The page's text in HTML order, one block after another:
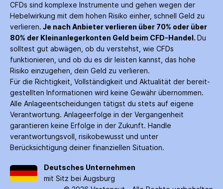
CFDs sind komplexe Instrumente und gehen wegen der
Hebelwirkung mit dem hohen Risiko einher, schnell Geld zu
verlieren. Je nach Anbieter verlieren über 70% oder über
80% der Kleinanleger­konten Geld beim CFD-Handel. Du
solltest gut abwägen, ob du verstehst, wie CFDs
funktionieren, und ob du es dir leisten kannst, das hohe
Risiko einzugehen, dein Geld zu verlieren.
Für die Richtigkeit, Vollständigkeit und Aktualität der bereit­
gestellten Informationen wird keine Gewähr über­nommen.
Alle Anlage­entscheidungen tätigst du stets auf eigene
Verantwortung. Anlage­erfolge in der Ver­gangenheit
garantieren keine Erfolge in der Zukunft. Handle
verantwortungsvoll, risiko­bewusst und unter
Berücksichtigung deiner finanziellen Situation.
Deutsches Unternehmen
mit Sitz bei Augsburg